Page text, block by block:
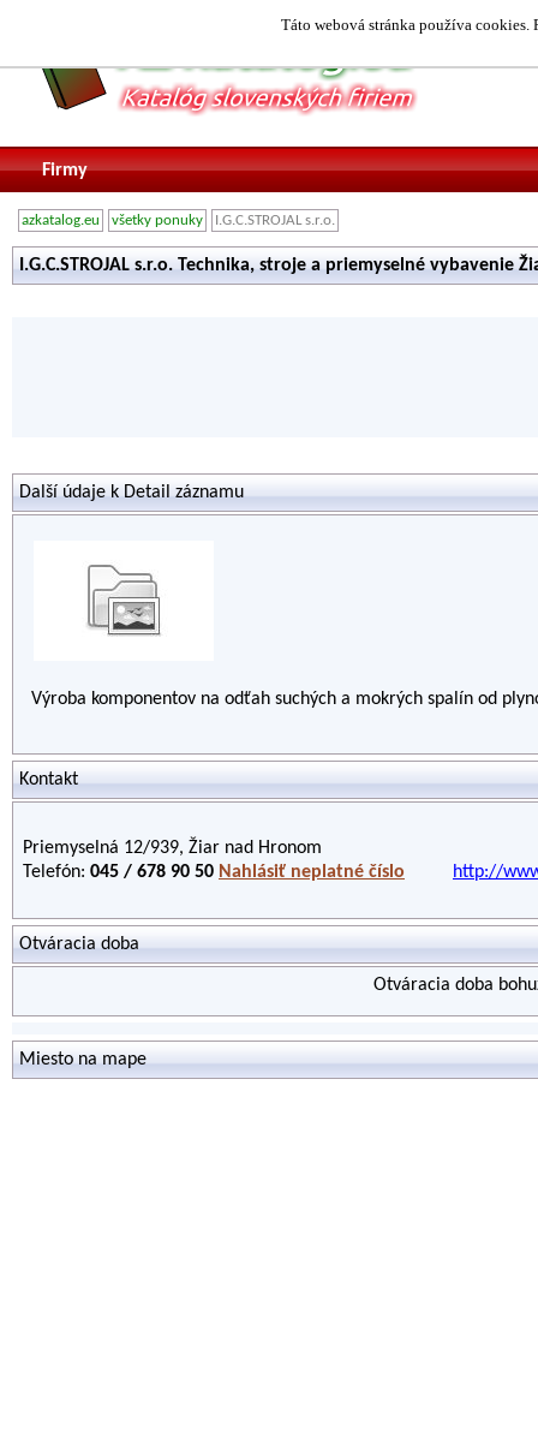
Táto webová stránka používa
Firmy
azkatalog.eu všetky ponuky I.G.C.STROJAL s.r.o.
I.G.C.STROJAL s.r.o. Technika, stroje a priemyselné vybavenie
Další údaje k Detail záznamu
Výroba komponentov na odťah suchých a mokrých spalín od
Kontakt
Priemyselná 12/939, Žiar nad Hronom
Telefón: 045 / 678 90 50 Nahlásiť neplatné číslo http://
Otváracia doba
Otváracia doba
Miesto na mape